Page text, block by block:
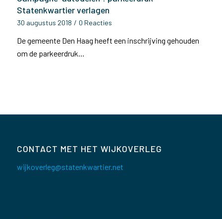
Statenkwartier verlagen
30 augustus 2018 / 0 Reacties
De gemeente Den Haag heeft een inschrijving gehouden
om de parkeerdruk…
CONTACT MET HET WIJKOVERLEG
wijkoverleg@statenkwartier.net